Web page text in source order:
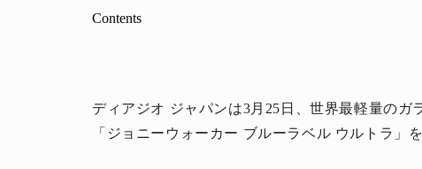
Contents
ディアジオ ジャパンは3月25日、世界最軽量のガ
「ジョニーウォーカー ブルーラベル ウルトラ」